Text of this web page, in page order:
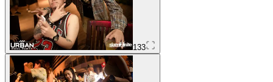
133